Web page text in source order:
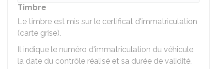
Timbre
Le timbre est mis sur le certificat d'immatriculation
(carte grise).
Il indique le numéro d'immatriculation du véhicule,
la date du contrôle réalisé et sa durée de validité.